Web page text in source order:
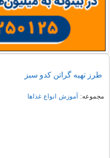
طرز تهیه گراتن کدو سبز
مجموعه: آموزش انواع غذاها